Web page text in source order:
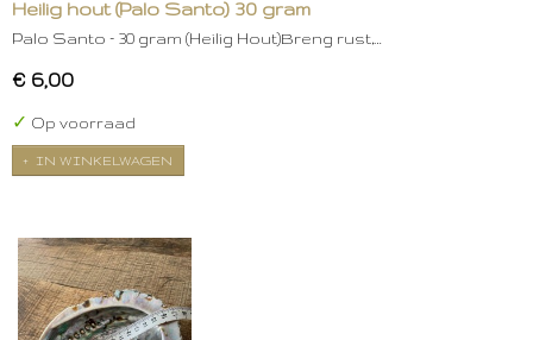
Heilig hout (Palo Santo) 30 gram
Palo Santo – 30 gram (Heilig Hout)Breng rust,…
€ 6,00
✓ Op voorraad
IN WINKELWAGEN